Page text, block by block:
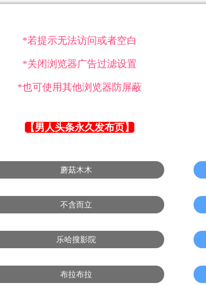
*若提示无法访问或者空白
*关闭浏览器广告过滤设置
*也可使用其他浏览器防屏蔽
【男人头条永久发布页】
蘑菇木木
不含而立
乐哈搜影院
布拉布拉